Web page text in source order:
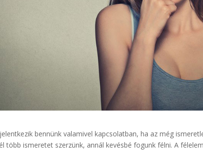
bennünk valamivel kapcsolatban, ha az még
több ismeretet szerzünk, annál kevésbé fogunk félni. A